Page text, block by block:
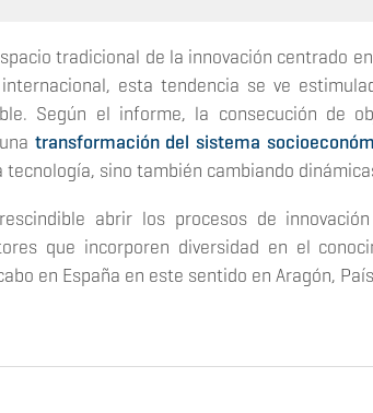
tradicional de la innovación centrado
esta tendencia se ve
Según el informe, la consecución de
transformación del sistema
sino también cambiando
abrir los procesos de
que incorporen diversidad en el
en España en este sentido en Aragón,